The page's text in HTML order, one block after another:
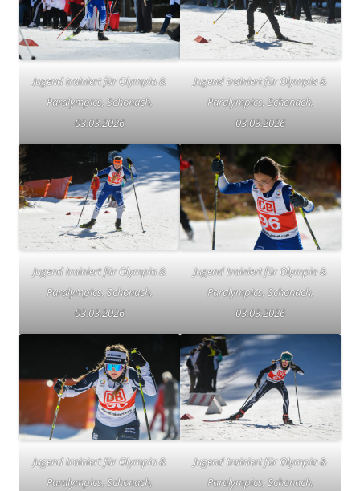
Jugend trainiert für Olympia &
Paralympics, Schonach,
03.03.2026
Jugend trainiert für Olympia &
Paralympics, Schonach,
03.03.2026
Jugend trainiert für Olympia &
Paralympics, Schonach,
03.03.2026
Jugend trainiert für Olympia &
Paralympics, Schonach,
03.03.2026
Jugend trainiert für Olympia &
Paralympics, Schonach,
Jugend trainiert für Olympia &
Paralympics, Schonach,